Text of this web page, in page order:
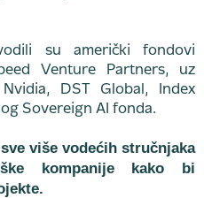
su američki fondovi
Venture Partners, uz
DST Global, Index
Sovereign AI fonda.
sve više vodećih stručnjaka
kompanije kako bi